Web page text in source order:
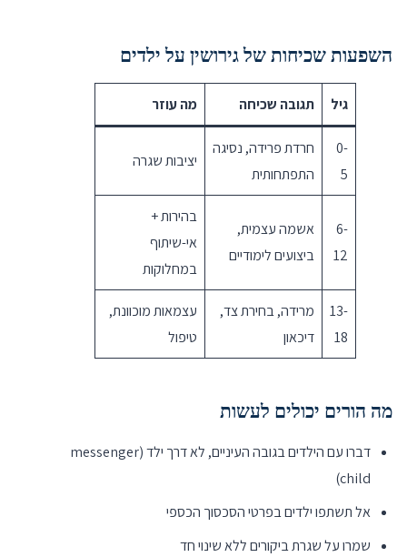
השפעות שכיחות של גירושין על ילדים
גיל תגובה שכיחה מה עוזר
0-
5
חרדת פרידה, נסיגה
התפתחותית
יציבות שגרה
6-
12
אשמה עצמית,
ביצועים לימודיים
בהירות +
אי-שיתוף
במחלוקות
13-
18
מרידה, בחירת צד,
דיכאון
עצמאות מוכוונת,
טיפול
מה הורים יכולים לעשות
דברו עם הילדים בגובה העיניים, לא דרך ילד (messenger
child)
אל תשתפו ילדים בפרטי הסכסוך הכספי
שמרו על שגרת ביקורים ללא שינוי חד